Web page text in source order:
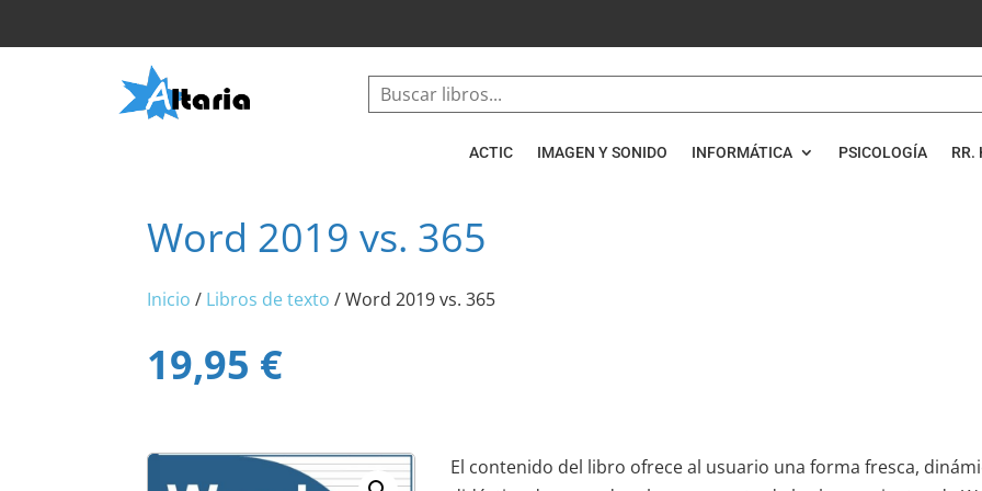
ACTIC IMAGEN Y SONIDO INFORMÁTICA PSICOLOGÍA RR.
Word 2019 vs. 365
Inicio / Libros de texto / Word 2019 vs. 365
19,95 €
El contenido del libro ofrece al usuario una forma fresca,